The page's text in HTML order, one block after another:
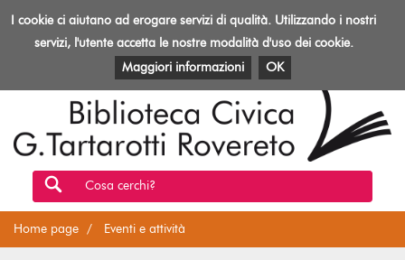
Toggle
Biblioteca
Rovereto
EVENTI E ATTIVITÀ PATRIMONIO E RISORSE
Cosa cerchi?
Home page Eventi e attività
I cookie ci aiutano ad erogare servizi di qualità. Utilizzando i nostri
servizi, l'utente accetta le nostre modalità d'uso dei cookie.
Maggiori informazioni
OK